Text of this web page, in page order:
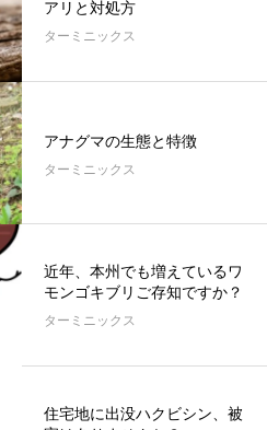
アリと対処方
ターミニックス
アナグマの生態と特徴
ターミニックス
近年、本州でも増えているワ
モンゴキブリご存知ですか？
ターミニックス
住宅地に出没ハクビシン、被